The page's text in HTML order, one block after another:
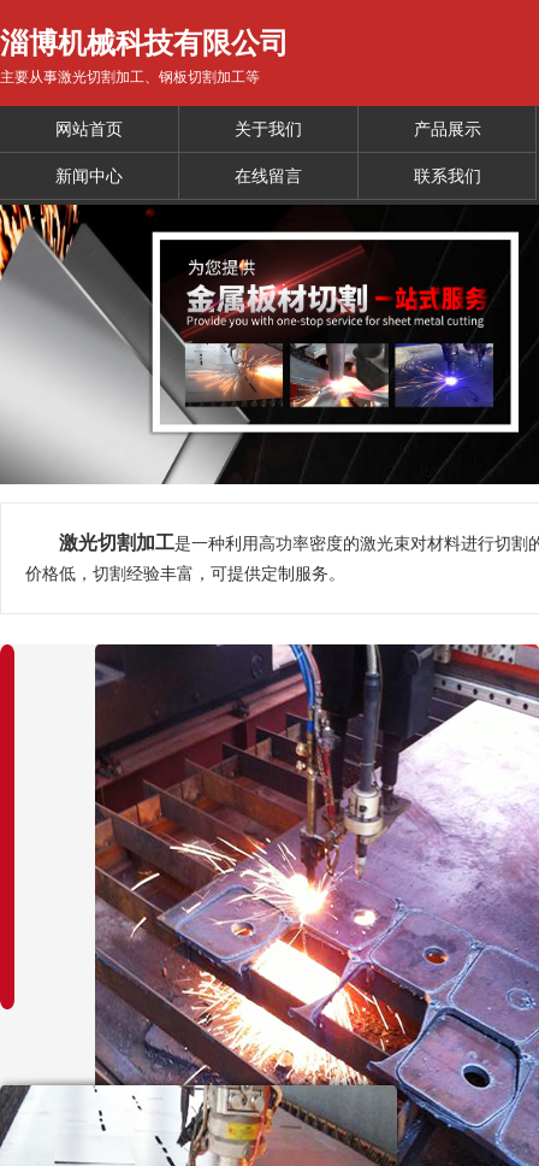
淄博机械科技有限公司
主要从事激光切割加工、钢板切割加工等
网站首页 关于我们 产品展示
新闻中心 在线留言 联系我们
激光切割加工是一种利用高功率密度的激光束对材料进行切
价格低，切割经验丰富，可提供定制服务。